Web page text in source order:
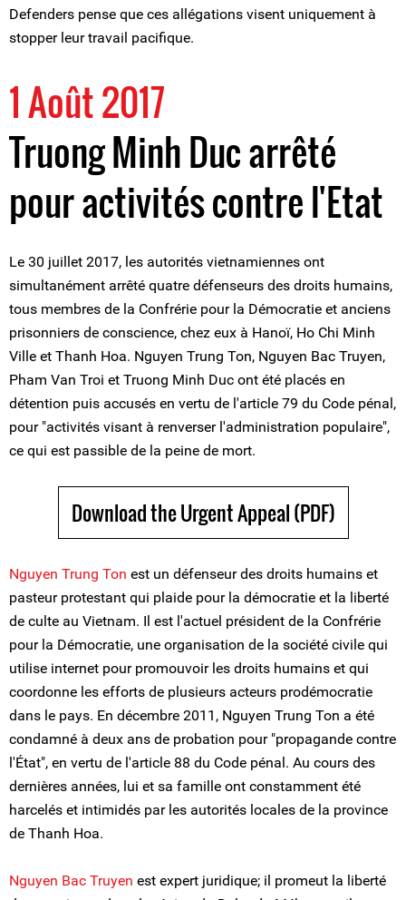
Defenders pense que ces allégations visent uniquement à
stopper leur travail pacifique.
1 Août 2017
Truong Minh Duc arrêté
pour activités contre l'Etat
Le 30 juillet 2017, les autorités vietnamiennes ont
simultanément arrêté quatre défenseurs des droits humains,
tous membres de la Confrérie pour la Démocratie et anciens
prisonniers de conscience, chez eux à Hanoï, Ho Chi Minh
Ville et Thanh Hoa. Nguyen Trung Ton, Nguyen Bac Truyen,
Pham Van Troi et Truong Minh Duc ont été placés en
détention puis accusés en vertu de l'article 79 du Code pénal,
pour "activités visant à renverser l'administration populaire",
ce qui est passible de la peine de mort.
Download the Urgent Appeal (PDF)
Nguyen Trung Ton est un défenseur des droits humains et
pasteur protestant qui plaide pour la démocratie et la liberté
de culte au Vietnam. Il est l'actuel président de la Confrérie
pour la Démocratie, une organisation de la société civile qui
utilise internet pour promouvoir les droits humains et qui
coordonne les efforts de plusieurs acteurs prodémocratie
dans le pays. En décembre 2011, Nguyen Trung Ton a été
condamné à deux ans de probation pour "propagande contre
l'État", en vertu de l'article 88 du Code pénal. Au cours des
dernières années, lui et sa famille ont constamment été
harcelés et intimidés par les autorités locales de la province
de Thanh Hoa.
Nguyen Bac Truyen est expert juridique; il promeut la liberté